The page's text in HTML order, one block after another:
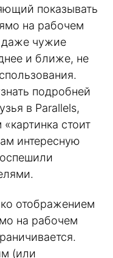
показывать
на рабочем
даже чужие
и ближе, не
подробней
в Parallels,
стоит
интересную
отображением
на рабочем
(или